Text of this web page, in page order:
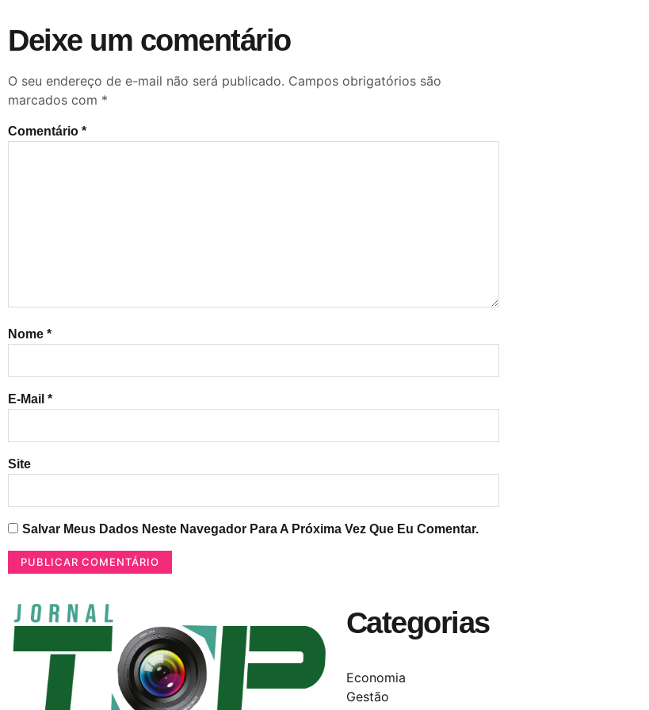
Deixe um comentário
O seu endereço de e-mail não será publicado. Campos obrigatórios são
marcados com *
Comentário *
Nome *
E-Mail *
Site
Salvar Meus Dados Neste Navegador Para A Próxima Vez Que Eu Comentar.
Categorias
Economia
Gestão